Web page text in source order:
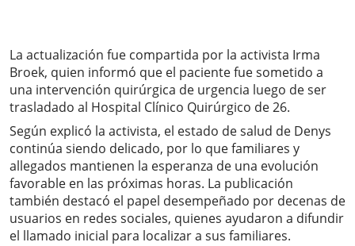
La actualización fue compartida por la activista Irma
Broek, quien informó que el paciente fue sometido a
una intervención quirúrgica de urgencia luego de ser
trasladado al Hospital Clínico Quirúrgico de 26.
Según explicó la activista, el estado de salud de Denys
continúa siendo delicado, por lo que familiares y
allegados mantienen la esperanza de una evolución
favorable en las próximas horas. La publicación
también destacó el papel desempeñado por decenas de
usuarios en redes sociales, quienes ayudaron a difundir
el llamado inicial para localizar a sus familiares.